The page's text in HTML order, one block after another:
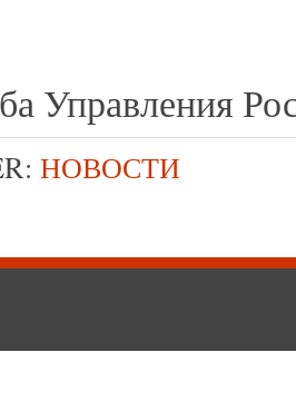
Управления
НОВОСТИ